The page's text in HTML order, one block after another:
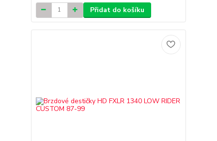
Přidat do košíku